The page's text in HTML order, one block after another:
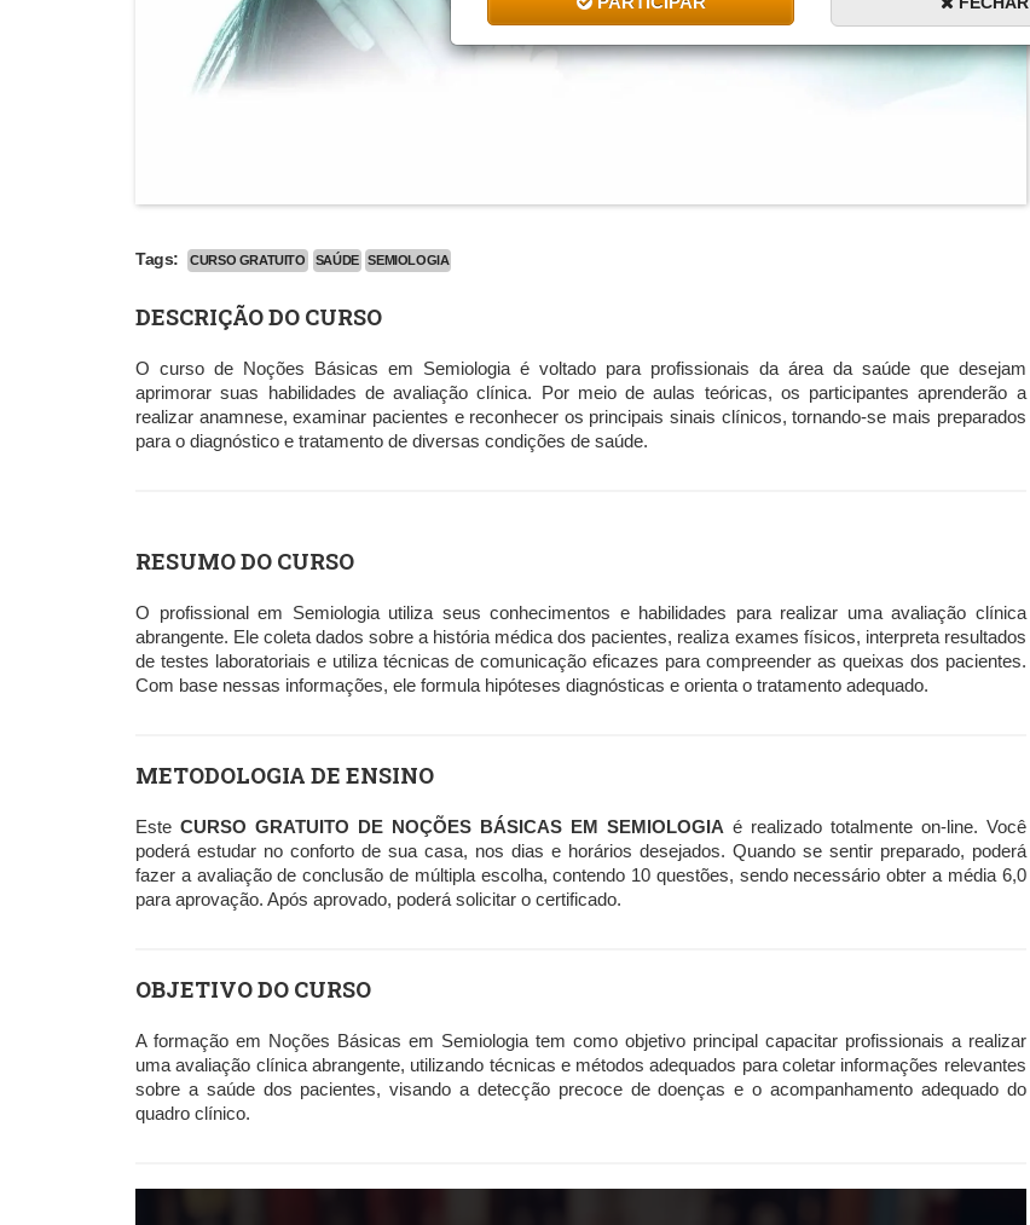
Tags: CURSO GRATUITO SAÚDE SEMIOLOGIA
DESCRIÇÃO DO CURSO
O curso de Noções Básicas em Semiologia é voltado para profissionais da área da saúde que desejam
aprimorar suas habilidades de avaliação clínica. Por meio de aulas teóricas, os participantes aprenderão a
realizar anamnese, examinar pacientes e reconhecer os principais sinais clínicos, tornando-se mais preparados
para o diagnóstico e tratamento de diversas condições de saúde.
RESUMO DO CURSO
O profissional em Semiologia utiliza seus conhecimentos e habilidades para realizar uma avaliação clínica
abrangente. Ele coleta dados sobre a história médica dos pacientes, realiza exames físicos, interpreta resultados
de testes laboratoriais e utiliza técnicas de comunicação eficazes para compreender as queixas dos pacientes.
Com base nessas informações, ele formula hipóteses diagnósticas e orienta o tratamento adequado.
METODOLOGIA DE ENSINO
Este CURSO GRATUITO DE NOÇÕES BÁSICAS EM SEMIOLOGIA é realizado totalmente on-line. Você
poderá estudar no conforto de sua casa, nos dias e horários desejados. Quando se sentir preparado, poderá
fazer a avaliação de conclusão de múltipla escolha, contendo 10 questões, sendo necessário obter a média 6,0
para aprovação. Após aprovado, poderá solicitar o certificado.
OBJETIVO DO CURSO
A formação em Noções Básicas em Semiologia tem como objetivo principal capacitar profissionais a realizar
uma avaliação clínica abrangente, utilizando técnicas e métodos adequados para coletar informações relevantes
sobre a saúde dos pacientes, visando a detecção precoce de doenças e o acompanhamento adequado do
quadro clínico.